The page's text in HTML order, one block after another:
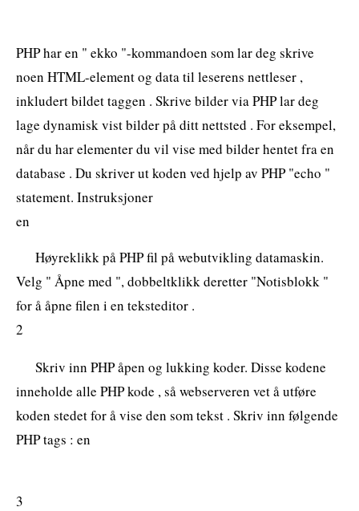
PHP har en " ekko "-kommandoen som lar deg skrive
noen HTML-element og data til leserens nettleser ,
inkludert bildet taggen . Skrive bilder via PHP lar deg
lage dynamisk vist bilder på ditt nettsted . For eksempel,
når du har elementer du vil vise med bilder hentet fra en
database . Du skriver ut koden ved hjelp av PHP "echo "
statement. Instruksjoner
en
Høyreklikk på PHP fil på webutvikling datamaskin.
Velg " Åpne med ", dobbeltklikk deretter "Notisblokk "
for å åpne filen i en teksteditor .
2
Skriv inn PHP åpen og lukking koder. Disse kodene
inneholde alle PHP kode , så webserveren vet å utføre
koden stedet for å vise den som tekst . Skriv inn følgende
PHP tags : en
3